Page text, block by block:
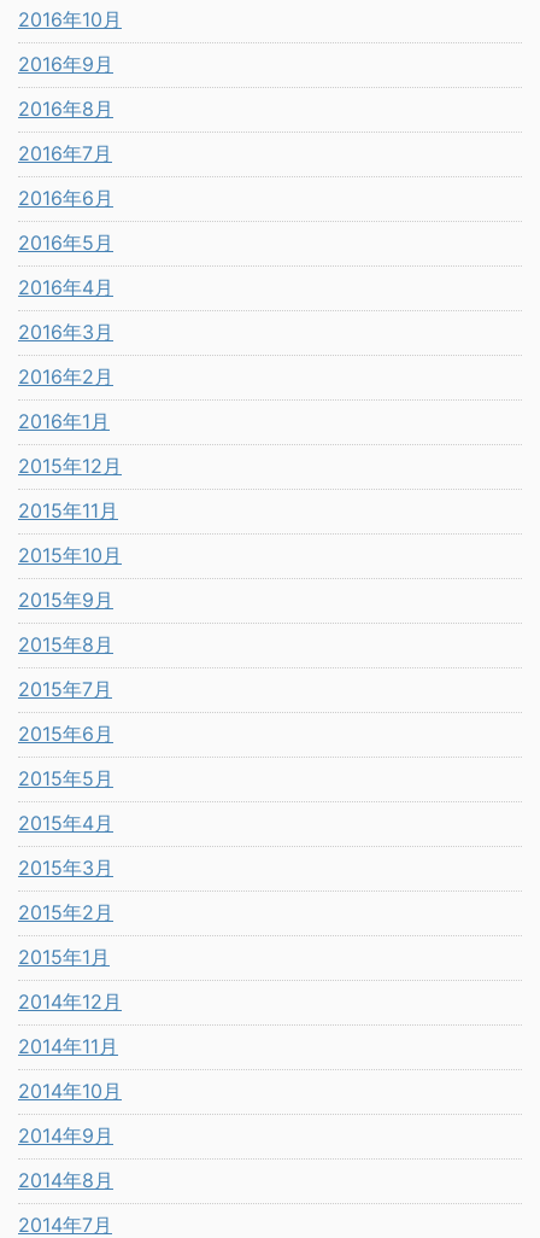
2016年10月
2016年9月
2016年8月
2016年7月
2016年6月
2016年5月
2016年4月
2016年3月
2016年2月
2016年1月
2015年12月
2015年11月
2015年10月
2015年9月
2015年8月
2015年7月
2015年6月
2015年5月
2015年4月
2015年3月
2015年2月
2015年1月
2014年12月
2014年11月
2014年10月
2014年9月
2014年8月
2014年7月